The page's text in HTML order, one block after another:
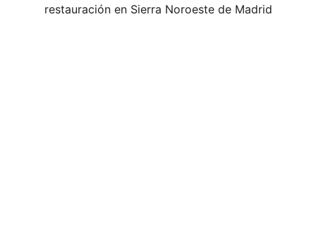
restauración en Sierra Noroeste de Madrid